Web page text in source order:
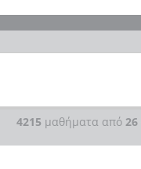
4215 μαθήματα από 26